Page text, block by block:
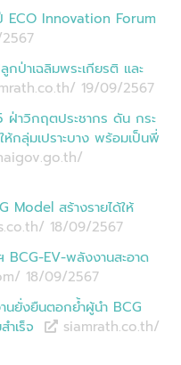
ECO Innovation Forum
2567
ป่าเฉลิมพระเกียรติ และ
19/09/2567
ฝ่าวิกฤตประชากร ดัน กระ
ห้กลุ่มเปราะบาง พร้อมเป็นพี่
Model สร้างรายได้ให้
18/09/2567
EV-พลังงานสะอาด
18/09/2567
นยั่งยืนตอกย้ำผู้นำ BCG
ำเร็จ
siamrath.co.th/